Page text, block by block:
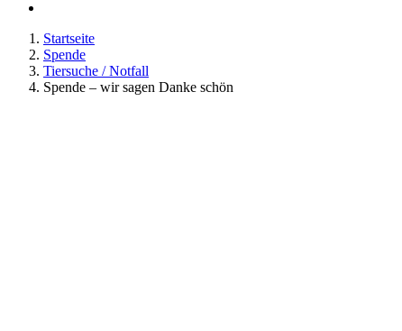
Startseite
Spende
Tiersuche / Notfall
Spende – wir sagen Danke schön